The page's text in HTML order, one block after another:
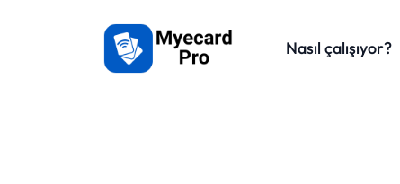
Nasıl çalışıyor?